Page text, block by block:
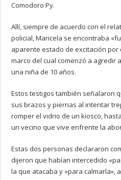
Comodoro Py.
Allí, siempre de acuerdo con el
policial, Maricela se encontraba
aparente estado de excitación por
marco del cual comenzó a agredir
una niña de 10 años.
Estos testigos también señalaron
sus brazos y piernas al intentar
romper el vidrio de un kiosco,
un vecino que vive enfrente la
Estas dos personas declararon
dijeron que habían intercedido
la que atacaba y «para calmarla»,